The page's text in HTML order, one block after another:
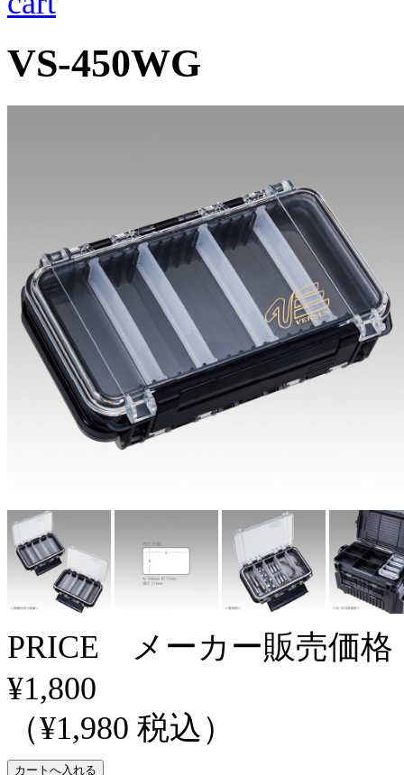
VS-450WG
PRICE メーカー販売価格
¥1,800
（¥1,980 税込）